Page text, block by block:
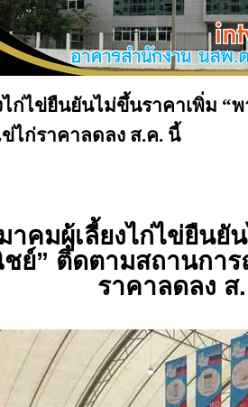
ไก่ไข่ยืนยันไม่ขึ้นราคาเพิ่ม
ไก่ราคาลดลง ส.ค. นี้
าคมผู้เลี้ยงไก่ไข่ยืนยั
ย์” ติดตามสถานกา
ราคาลดลง ส